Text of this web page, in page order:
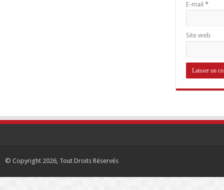
E-mail *
Site web
© Copyright 2026, Tout Droits Réservés